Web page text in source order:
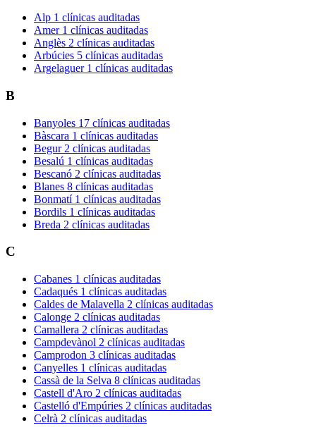
Alp 1 clínicas auditadas
Amer 1 clínicas auditadas
Anglès 2 clínicas auditadas
Arbúcies 5 clínicas auditadas
Argelaguer 1 clínicas auditadas
B
Banyoles 17 clínicas auditadas
Bàscara 1 clínicas auditadas
Begur 2 clínicas auditadas
Besalú 1 clínicas auditadas
Bescanó 2 clínicas auditadas
Blanes 8 clínicas auditadas
Bonmatí 1 clínicas auditadas
Bordils 1 clínicas auditadas
Breda 2 clínicas auditadas
C
Cabanes 1 clínicas auditadas
Cadaqués 1 clínicas auditadas
Caldes de Malavella 2 clínicas auditadas
Calonge 2 clínicas auditadas
Camallera 2 clínicas auditadas
Campdevànol 2 clínicas auditadas
Camprodon 3 clínicas auditadas
Canyelles 1 clínicas auditadas
Cassà de la Selva 8 clínicas auditadas
Castell d'Aro 2 clínicas auditadas
Castelló d'Empúries 2 clínicas auditadas
Celrà 2 clínicas auditadas